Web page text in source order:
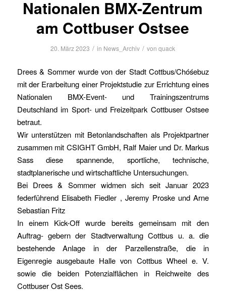
Nationalen BMX-Zentrum
am Cottbuser Ostsee
20. März 2023 / in News_Archiv / vonquack
Drees & Sommer wurde von der Stadt Cottbus/Chóśebuz
mit der Erarbeitung einer Projektstudie zur Errichtung eines
Nationalen BMX-Event- und Trainingszentrums
Deutschland im Sport- und Freizeitpark Cottbuser Ostsee
betraut.
Wir unterstützen mit Betonlandschaften als Projektpartner
zusammen mit CSIGHT GmbH, Ralf Maier und Dr. Markus
Sass diese spannende, sportliche, technische,
stadtplanerische und wirtschaftliche Untersuchungen.
Bei Drees & Sommer widmen sich seit Januar 2023
federführend Elisabeth Fiedler , Jeremy Proske und Arne
Sebastian Fritz
In einem Kick-Off wurde bereits gemeinsam mit den
Auftrag- gebern der Stadtverwaltung Cottbus u. a. die
bestehende Anlage in der Parzellenstraße, die in
Eigenregie ausgebaute Halle von Cottbus Wheel e. V.
sowie die beiden Potenzialflächen in Reichweite des
Cottbuser Ost Sees.